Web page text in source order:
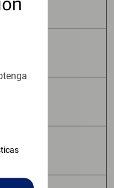
por FDIC